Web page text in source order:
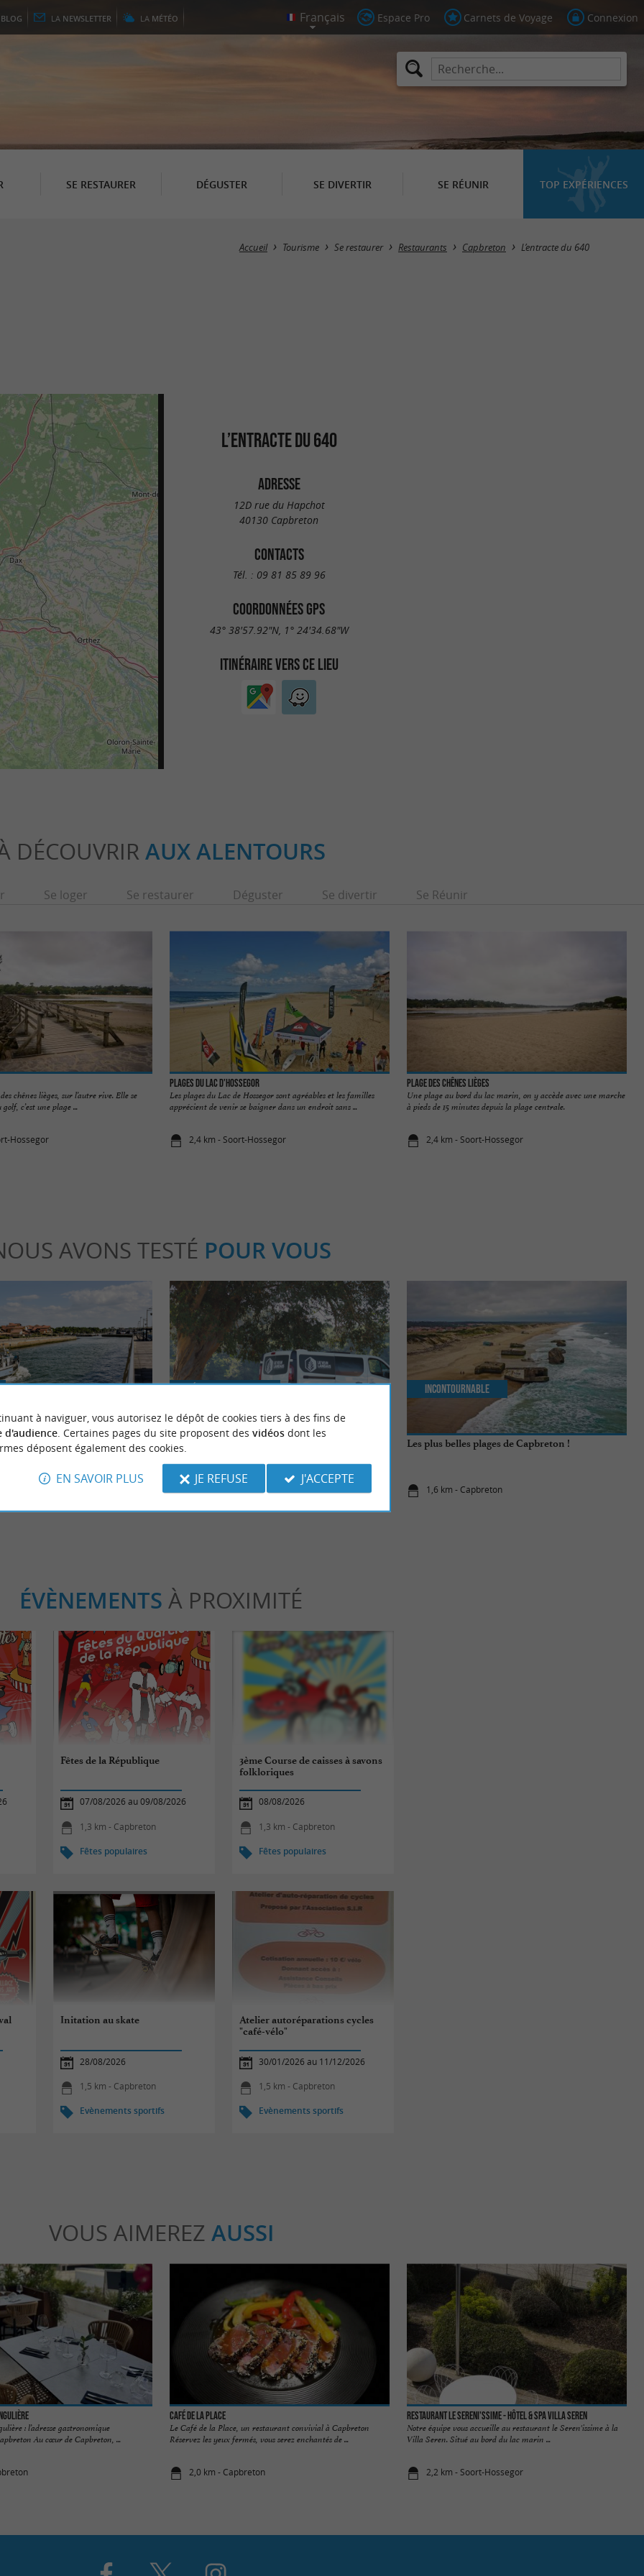
BLOG LA NEWSLETTER LA MÉTÉO Espace Pro Carnets de Voyage Connexion
SE RESTAURER DÉGUSTER SE DIVERTIR SE RÉUNIR TOP EXPÉRIENCES
Accueil Tourisme Se restaurer Restaurants Capbreton L’entracte du 640
L’ENTRACTE DU 640
ADRESSE
12D rue du Hapchot
40130 Capbreton
CONTACTS
Tél. : 09 81 85 89 96
COORDONNÉES GPS
43° 38'57.92"N, 1° 24'34.68"W
ITINÉRAIRE VERS CE LIEU
DÉCOUVRIR AUX ALENTOURS
Se loger Se restaurer Déguster Se divertir Se Réunir
chênes lièges, sur l’autre rive. Elle se
c’est une plage ...
Hossegor
Plages du Lac d'Hossegor
Les plages du Lac de Hossegor sont agréables et les familles
apprécient de venir se baigner dans un endroit sans ...
2,4 km - Soort-Hossegor
Plage des Chênes Lièges
Une plage au bord du lac marin, on y accède avec une marche
à pieds de 15 minutes depuis la plage centrale.
2,4 km - Soort-Hossegor
AVONS TESTÉ POUR VOUS
ports des Landes, parfaits pour se
Le Van Landais, un kit d’aménagement simple à
1,6 km - Capbreton
Séjours / Weekend
Les plus belles plages de Capbreton !
1,6 km - Capbreton
Incontournable
ÉVÈNEMENTS À PROXIMITÉ
Fêtes de la République
07/08/2026 au 09/08/2026
1,3 km - Capbreton
Fêtes populaires
3ème Course de caisses à savons
folkloriques
08/08/2026
1,3 km - Capbreton
Fêtes populaires
Initation au skate
28/08/2026
1,5 km - Capbreton
Evènements sportifs
Atelier autoréparations cycles
"café-vélo"
30/01/2026 au 11/12/2026
1,5 km - Capbreton
Evènements sportifs
VOUS AIMEREZ AUSSI
: l’adresse gastronomique
Au cœur de Capbreton, ...
Café de la Place
Le Café de la Place, un restaurant convivial à Capbreton
Réservez les yeux fermés, vous serez enchantés de ...
2,0 km - Capbreton
Restaurant Le Sereni'ssime - Hôtel & Spa Villa Seren
Notre équipe vous accueille au restaurant le Seren'issime à la
Villa Seren. Situé au bord du lac marin ...
2,2 km - Soort-Hossegor
à naviguer, vous autorisez le dépôt de cookies tiers à des fins de
d'audience. Certaines pages du site proposent des vidéosdont les
déposent également des cookies.
EN SAVOIR PLUS JE REFUSE J'ACCEPTE